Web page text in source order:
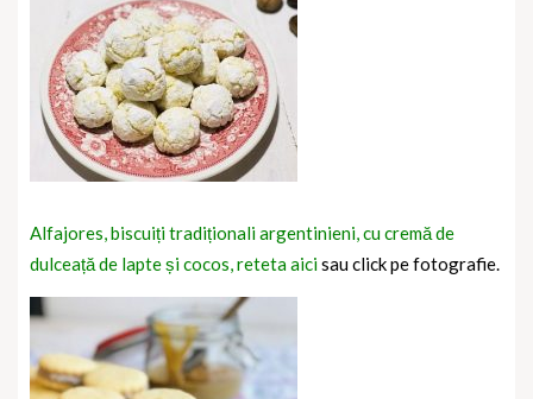
Alfajores, biscuiți tradiționali argentinieni, cu cremă de
dulceață de lapte și cocos, reteta aicisau click pe fotografie.